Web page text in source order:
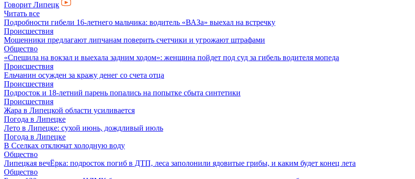
Говорит Липецк
Читать все
Подробности гибели 16-летнего мальчика: водитель «ВАЗа» выехал на встречку
Происшествия
Мошенники предлагают липчанам поверить счетчики и угрожают штрафами
Общество
«Спешила на вокзал и выехала задним ходом»: женщина пойдет под суд за гибель водителя мопеда
Происшествия
Ельчанин осужден за кражу денег со счета отца
Происшествия
Подросток и 18-летний парень попались на попытке сбыта синтетики
Происшествия
Жара в Липецкой области усиливается
Погода в Липецке
Лето в Липецке: сухой июнь, дождливый июль
Погода в Липецке
В Сселках отключат холодную воду
Общество
Липецкая вечЁрка: подросток погиб в ДТП, леса заполонили ядовитые грибы, и каким будет конец лета
Общество